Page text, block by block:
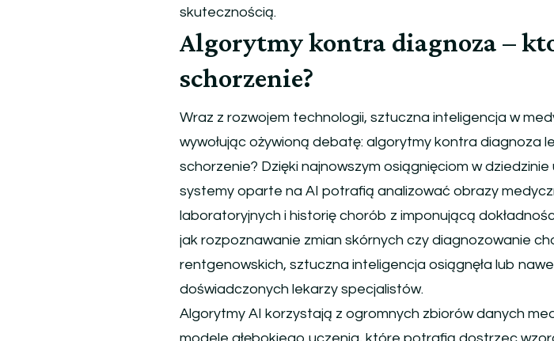
skutecznością.
Algorytmy kontra diagnoza –
schorzenie?
Wraz z rozwojem technologii, sztuczna inteligencja w
wywołując ożywioną debatę: algorytmy kontra diagnoza
schorzenie? Dzięki najnowszym osiągnięciom w
systemy oparte na AI potrafią analizować obrazy
laboratoryjnych i historię chorób z imponującą
jak rozpoznawanie zmian skórnych czy diagnozowanie
rentgenowskich, sztuczna inteligencja osiągnęła lub
doświadczonych lekarzy specjalistów.
Algorytmy AI korzystają z ogromnych zbiorów danych